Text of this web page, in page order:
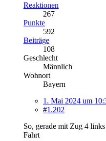
Reaktionen
267
Punkte
592
Beiträge
108
Geschlecht
Männlich
Wohnort
Bayern
1. Mai 2024 um
#1.202
So, gerade mit Zug 4
Fahrt